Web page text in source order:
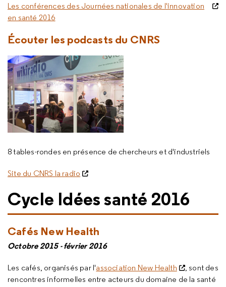
Les conférences des Journées nationales de l'innovation
en santé 2016
Écouter les podcasts du CNRS
8 tables-rondes en présence de chercheurs et d'industriels
Site du CNRS la radio
Cycle Idées santé 2016
Cafés New Health
Octobre 2015 - février 2016
Les cafés, organisés par l'association New Health
, sont des
rencontres informelles entre acteurs du domaine de la santé